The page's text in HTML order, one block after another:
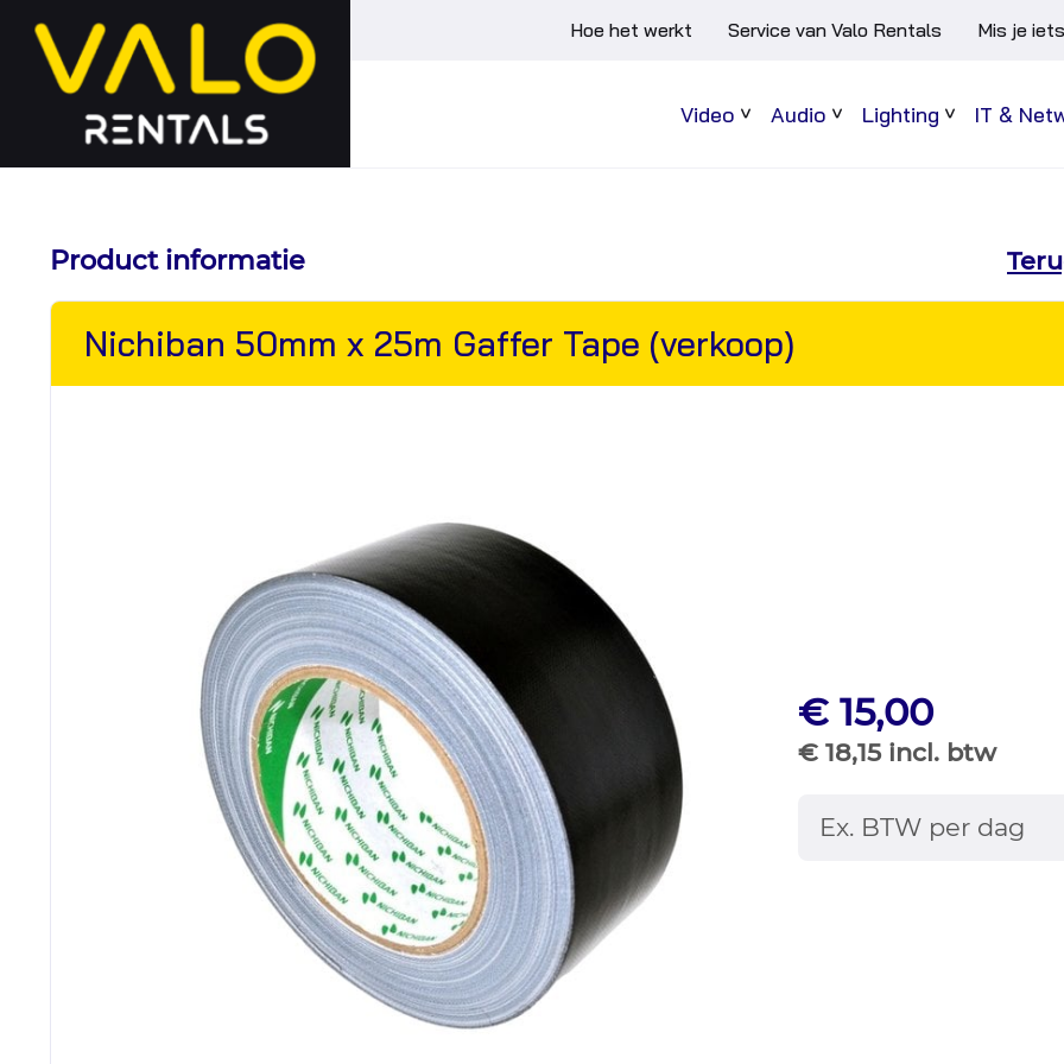
Hoofdmenu
overslaan
Hoe het werkt Service van Valo Rentals Mis je
Video
Sub
Audio
Sub
Lighting
Sub
IT &
Product informatie
Nichiban 50mm x 25m Gaffer Tape (verkoop)
€ 15,00
€ 18,15 incl. btw
Ex. BTW per dag